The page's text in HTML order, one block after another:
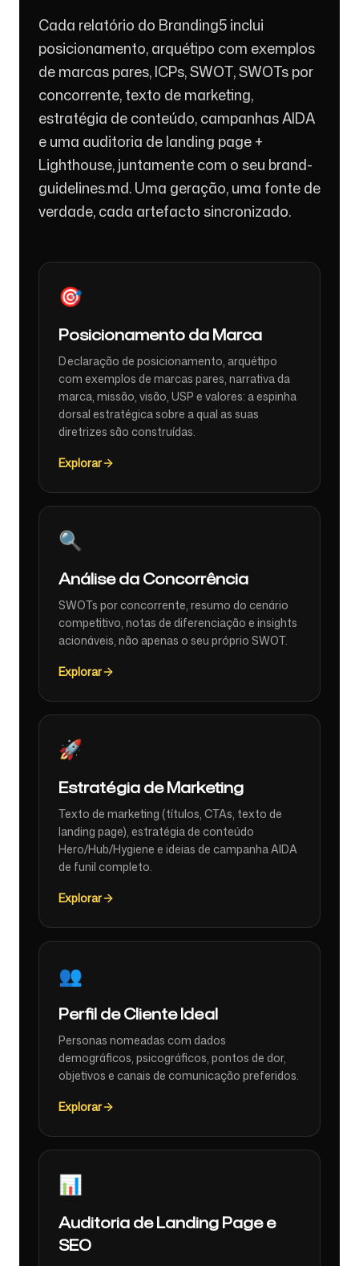
Cada relatório do Branding5 inclui
posicionamento, arquétipo com exemplos
de marcas pares, ICPs, SWOT, SWOTs por
concorrente, texto de marketing,
estratégia de conteúdo, campanhas AIDA
e uma auditoria de landing page +
Lighthouse, juntamente com o seu brand-
guidelines.md. Uma geração, uma fonte de
verdade, cada artefacto sincronizado.
🎯
Posicionamento da Marca
Declaração de posicionamento, arquétipo
com exemplos de marcas pares, narrativa da
marca, missão, visão, USP e valores: a espinha
dorsal estratégica sobre a qual as suas
diretrizes são construídas.
Explorar
🔍
Análise da Concorrência
SWOTs por concorrente, resumo do cenário
competitivo, notas de diferenciação e insights
acionáveis, não apenas o seu próprio SWOT.
Explorar
🚀
Estratégia de Marketing
Texto de marketing (títulos, CTAs, texto de
landing page), estratégia de conteúdo
Hero/Hub/Hygiene e ideias de campanha AIDA
de funil completo.
Explorar
👥
Perfil de Cliente Ideal
Personas nomeadas com dados
demográficos, psicográficos, pontos de dor,
objetivos e canais de comunicação preferidos.
Explorar
📊
Auditoria de Landing Page e
SEO